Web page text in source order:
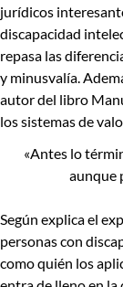
jurídicos
discapacidad
repasa las
y minusvalía.
autor del libro
los sistemas de
«Antes lo
aunque
Según explica el
personas con
como quién los